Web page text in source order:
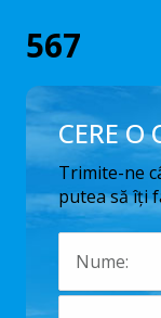
567
CERE O
Trimite-ne
putea să îți